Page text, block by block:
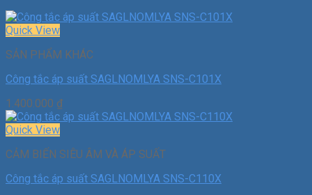
Quick View
SẢN PHẨM KHÁC
Công tắc áp suất SAGLNOMLYA SNS-C101X
1.400.000 ₫
Quick View
CẢM BIẾN SIÊU ÂM VÀ ÁP SUẤT
Công tắc áp suất SAGLNOMLYA SNS-C110X